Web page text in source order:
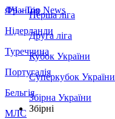
Франція
Нідерланди
Туреччина
Португалія
Бельгія
МЛС
ЛЧ - Top News
Перша ліга
Друга ліга
Кубок України
Суперкубок України
Збірна України
Збірні